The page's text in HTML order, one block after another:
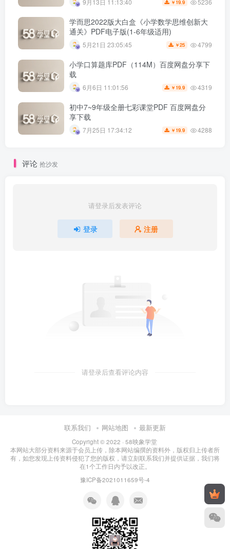
￥ 19.9
学而思2022版大白盒《小学数学思维创新大
通关》PDF电子版(1-6年级适用)
5月21日 23:05:45 ￥25 4799
小学口算题库PDF（114M）百度网盘分享下
载
6月6日 11:01:56 ￥ 19.9 4319
初中7~9年级全册七彩课堂PDF 百度网盘分
享下载
7月25日 17:34:12 ￥ 19.9 4288
评论 抢沙发
请登录后发表评论
登录 注册
请登录后查看评论内容
联系我们 网站地图 最新更新
Copyright © 2022 · 58映象学堂
本网站大部分资料来源于会员上传，除本网站编撰的资料外，版权归上传者所
有，如您发现上传资料侵犯了您的版权，请立刻联系我们并提供证据，我们将
在1个工作日内予以改正。
豫ICP备2021011659号-4